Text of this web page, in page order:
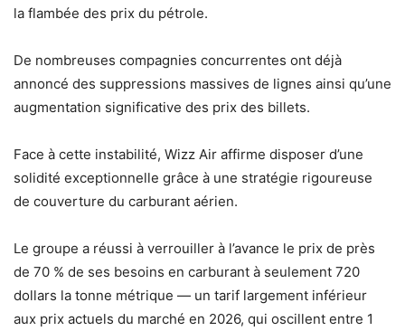
la flambée des prix du pétrole.
De nombreuses compagnies concurrentes ont déjà
annoncé des suppressions massives de lignes ainsi qu’une
augmentation significative des prix des billets.
Face à cette instabilité, Wizz Air affirme disposer d’une
solidité exceptionnelle grâce à une stratégie rigoureuse
de couverture du carburant aérien.
Le groupe a réussi à verrouiller à l’avance le prix de près
de 70 % de ses besoins en carburant à seulement 720
dollars la tonne métrique — un tarif largement inférieur
aux prix actuels du marché en 2026, qui oscillent entre 1